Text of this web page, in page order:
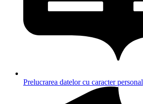
Prelucrarea datelor cu caracter personal